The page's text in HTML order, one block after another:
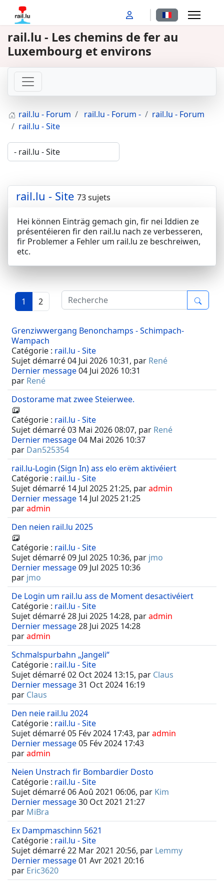
Sélectionnez
rail.lu - Les chemins de fer au
Luxembourg et environs
rail.lu - Forum rail.lu - Forum -
rail.lu - Forum
rail.lu - Site
rail.lu - Site 73 sujets
Hei können Einträg gemach gin, fir nei Iddien ze
présentéieren fir den rail.lu nach ze verbesseren,
fir Problemer a Fehler um rail.lu ze beschreiwen,
etc.
1 2
Grenziwwergang Benonchamps - Schimpach-
Wampach
Catégorie : rail.lu - Site
Sujet démarré 04 Jui 2026 10:31, par René
Dernier message04 Jui 2026 10:31
par René
Dostorame mat zwee Steierwee.
Catégorie : rail.lu - Site
Sujet démarré 03 Mai 2026 08:07, par René
Dernier message04 Mai 2026 10:37
par Dan525354
rail.lu-Login (Sign In) ass elo erëm aktivéiert
Catégorie : rail.lu - Site
Sujet démarré 14 Jul 2025 21:25, paradmin
Dernier message 14 Jul 2025 21:25
paradmin
Den neien rail.lu 2025
Catégorie : rail.lu - Site
Sujet démarré 09 Jul 2025 10:36, par jmo
Dernier message09 Jul 2025 10:36
par jmo
De Login um rail.lu ass de Moment desactivéiert
Catégorie : rail.lu - Site
Sujet démarré 28 Jui 2025 14:28, paradmin
Dernier message28 Jui 2025 14:28
paradmin
Schmalspurbahn „Jangeli“
Catégorie : rail.lu - Site
Sujet démarré 02 Oct 2024 13:15, par Claus
Dernier message31 Oct 2024 16:19
par Claus
Den neie rail.lu 2024
Catégorie : rail.lu - Site
Sujet démarré 05 Fév 2024 17:43, paradmin
Dernier message05 Fév 2024 17:43
paradmin
Neien Unstrach fir Bombardier Dosto
Catégorie : rail.lu - Site
Sujet démarré 06 Aoû 2021 06:06, par Kim
Dernier message30 Oct 2021 21:27
par MiBra
Ex Dampmaschinn 5621
Catégorie : rail.lu - Site
Sujet démarré 22 Mar 2021 20:56, par Lemmy
Dernier message01 Avr 2021 20:16
par Eric3620